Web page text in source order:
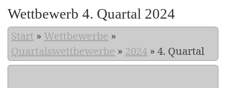
Wettbewerb 4. Quartal 2024
Start » Wettbewerbe »
Quartalswettbewerbe » 2024 » 4. Quartal